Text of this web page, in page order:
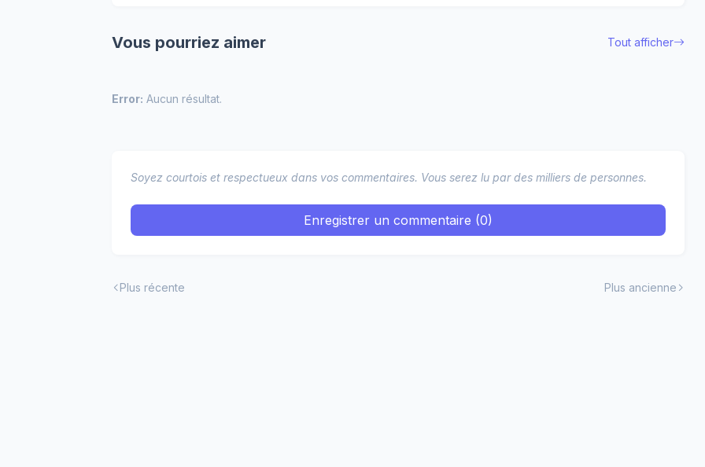
Vous pourriez aimer Tout afficher
Error: Aucun résultat.
Soyez courtois et respectueux dans vos commentaires. Vous serez lu par des milliers de personnes.
Enregistrer un commentaire (0)
Plus récente Plus ancienne